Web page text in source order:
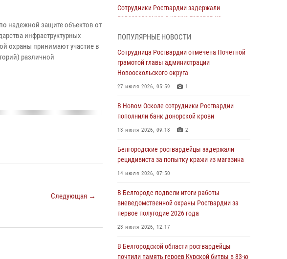
надежной защите объектов от
инфраструктурных
охраны принимают участие в
различной
Следующая →
Сотрудники Росгвардии задержали
подозреваемую в краже товаров из
При участии Росгвардии в Белгородской
области обеспечена безопасность
празднования Дня воздушно-десантных
03 августа 2026, 11:45 5
Росгвардейцы оказали помощь
дрона ВСУ в Белгородской области
01 августа 2026, 19:35
Росгвардией» прошла в пришкольном лагере
31 июля 2026, 08:38 2
началу учебного года в Яковлевском и
ПОПУЛЯРНЫЕ НОВОСТИ
Сотрудница Росгвардии отмечена Почетной
грамотой главы администрации
Новооскольского округа
27 июля 2026, 05:59 1
В Новом Осколе сотрудники Росгвардии
пополнили банк донорской крови
13 июля 2026, 09:18 2
Белгородские росгвардейцы задержали
рецидивиста за попытку кражи из магазина
14 июля 2026, 07:50
В Белгороде подвели итоги работы
вневедомственной охраны Росгвардии за
первое полугодие 2026 года
23 июля 2026, 12:17
В Белгородской области росгвардейцы
почтили память героев Курской битвы в 83-ю